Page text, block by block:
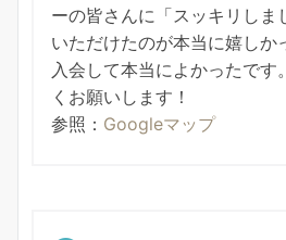
ーの皆さんに「スッキリしま
いただけたのが本当に嬉しか
入会して本当によかったです
くお願いします！
参照： Googleマップ